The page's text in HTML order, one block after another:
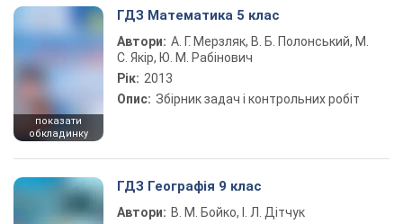
показати
обкладинку
ГДЗ Математика 5 клас
Автори: А. Г. Мерзляк, В. Б. Полонський, М.
С. Якір, Ю. М. Рабінович
Рік: 2013
Опис: Збірник задач і контрольних робіт
ГДЗ Географія 9 клас
Автори: В. М. Бойко, І. Л. Дітчук